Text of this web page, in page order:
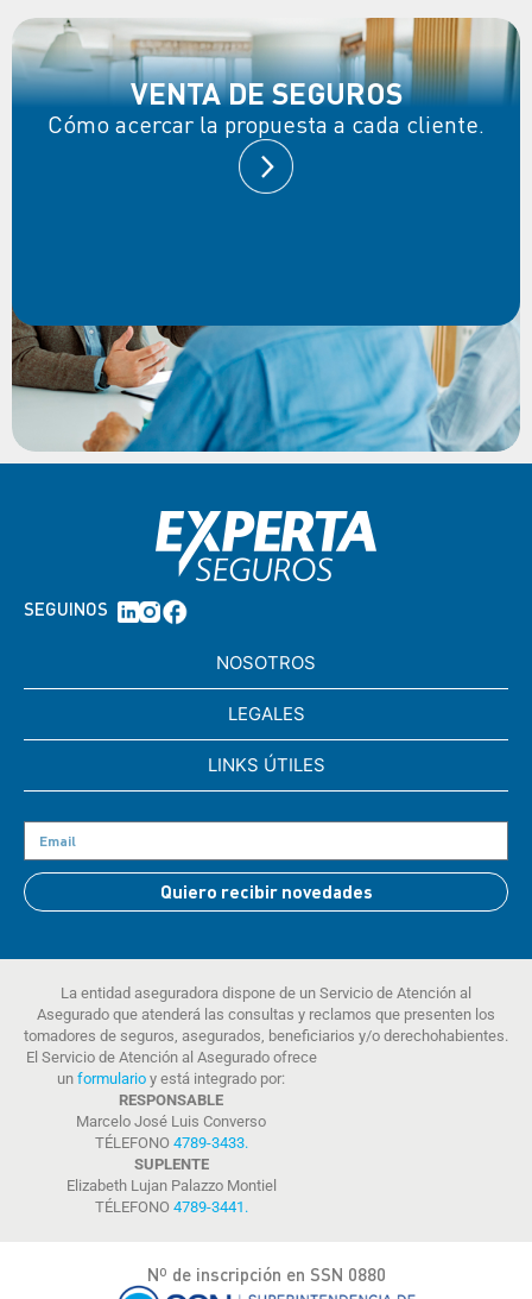
VENTA DE SEGUROS
Cómo acercar la propuesta a cada cliente.
SEGUINOS
NOSOTROS
LEGALES
LINKS ÚTILES
Quiero recibir novedades
La entidad aseguradora dispone de un Servicio de Atención al
Asegurado que atenderá las consultas y reclamos que presenten los
tomadores de seguros, asegurados, beneficiarios y/o derechohabientes.
El Servicio de Atención al Asegurado ofrece
un formulario y está integrado por:
RESPONSABLE
Marcelo José Luis Converso
TÉLEFONO 4789-3433.
SUPLENTE
Elizabeth Lujan Palazzo Montiel
TÉLEFONO 4789-3441 .
Nº de inscripción en SSN 0880